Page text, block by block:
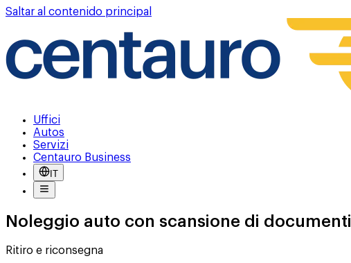
Saltar al contenido principal
Uffici
Autos
Servizi
Centauro Business
IT
Noleggio auto con scansione di documenti
Ritiro e riconsegna